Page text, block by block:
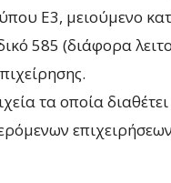
Ε3, μειούμενο
585 (διάφορα
τα οποία